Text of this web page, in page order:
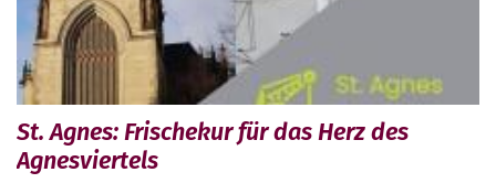
St. Agnes: Frischekur für das Herz des
Agnesviertels